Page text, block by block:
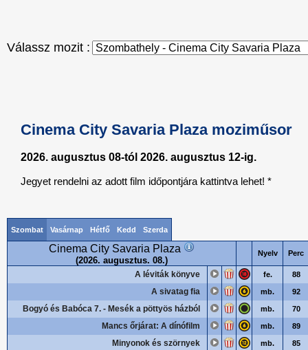
Válassz mozit :
Cinema City Savaria Plaza moziműsor
2026. augusztus 08-tól 2026. augusztus 12-ig.
Jegyet rendelni az adott film időpontjára kattintva lehet! *
Szombat Vasárnap Hétfő Kedd Szerda
Cinema City Savaria Plaza
(2026. augusztus. 08.)
Nyelv Perc
A léviták könyve fe. 88
A sivatag fia mb. 92
Bogyó és Babóca 7. - Mesék a pöttyös házból mb. 70
Mancs őrjárat: A dínófilm mb. 89
Minyonok és szörnyek mb. 85